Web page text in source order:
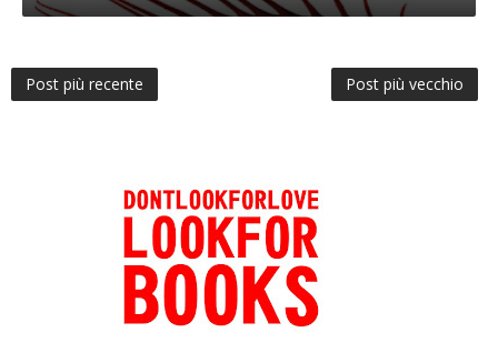
Post più recente Post più vecchio